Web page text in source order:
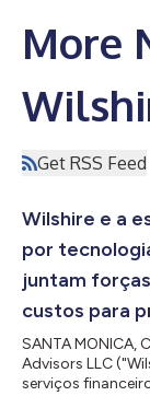
More
Get RSS Feed
Wilshire e a
por
juntam
custos para
SANTA MONICA,
Advisors LLC
serviços